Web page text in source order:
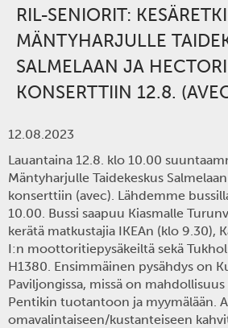
RIL-SENIORIT: KESÄRETKI
MÄNTYHARJULLE
SALMELAAN JA
KONSERTTIIN 12.8.
12.08.2023
Lauantaina 12.8. klo 10.00
Mäntyharjulle Taidekeskus
konserttiin (avec). Lähdemme
10.00. Bussi saapuu Kiasmalle
kerätä matkustajia IKEAn (klo 9.30),
I:n moottoritiepysäkeiltä sekä
H1380. Ensimmäinen pysähdys on
Paviljongissa, missä on
Pentikin tuotantoon ja myymälään.
omavalintaiseen/kustanteiseen